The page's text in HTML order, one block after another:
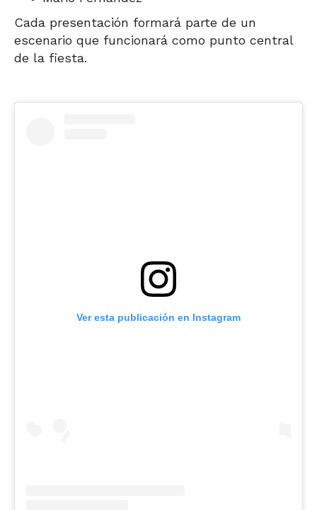
Cada presentación formará parte de un
escenario que funcionará como punto central
de la fiesta.
Ver esta publicación en Instagram